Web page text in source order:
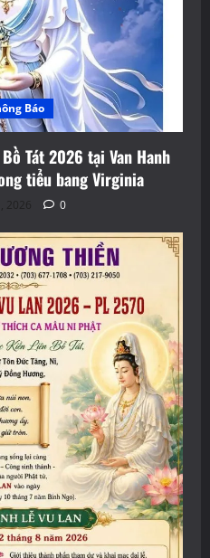
Báo
Tát 2026 tại Van Hanh
tiểu bang Virginia
2026 0